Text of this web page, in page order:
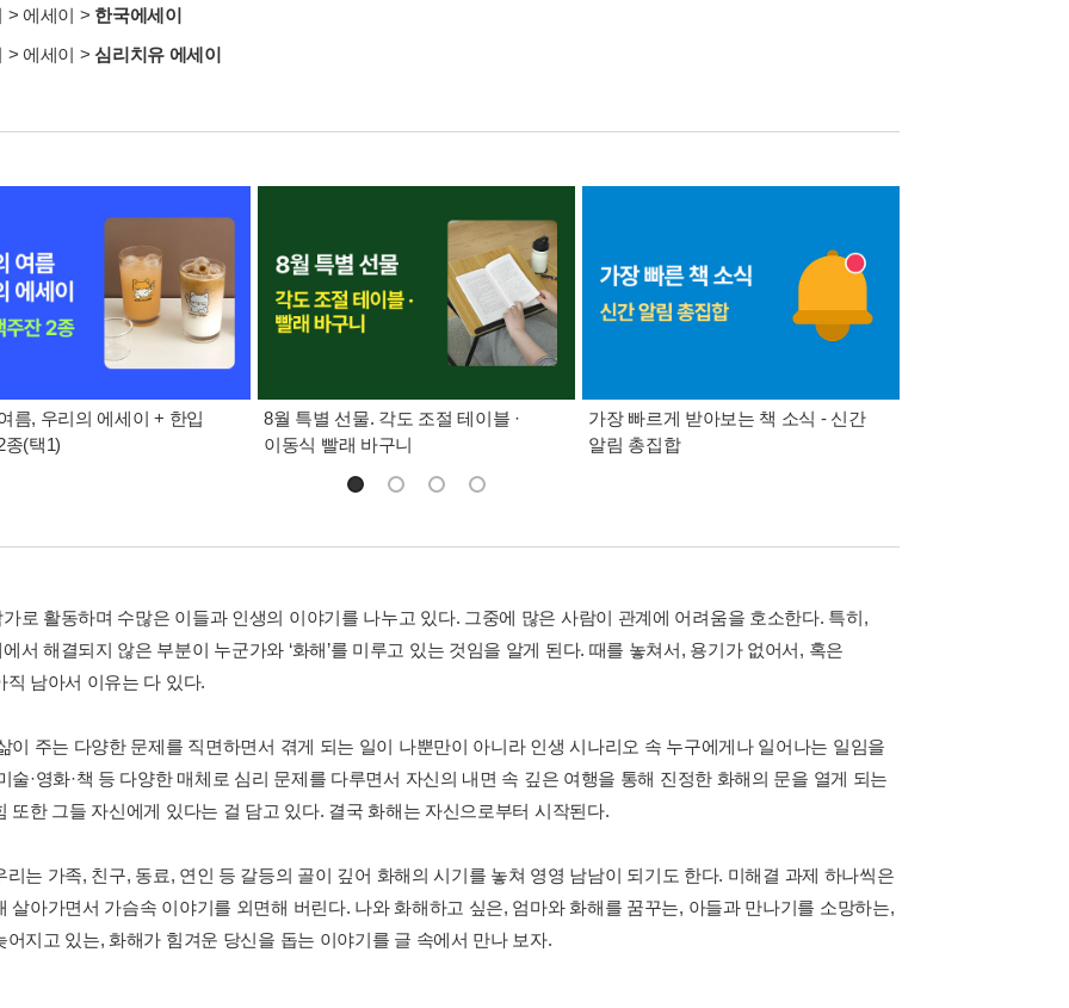
> 에세이 > 한국에세이
> 에세이 > 심리치유 에세이
름, 우리의 에세이 + 한입
종(택1)
8월 특별 선물. 각도 조절 테이블 ·
이동식 빨래 바구니
가장 빠르게 받아보는 책 소식 - 신간
알림 총집합
로 활동하며 수많은 이들과 인생의 이야기를 나누고 있다. 그중에 많은 사람이 관계에 어려움을 호소한다. 특히,
서 해결되지 않은 부분이 누군가와 ‘화해’를 미루고 있는 것임을 알게 된다. 때를 놓쳐서, 용기가 없어서, 혹은
직 남아서 이유는 다 있다.
이 주는 다양한 문제를 직면하면서 겪게 되는 일이 나뿐만이 아니라 인생 시나리오 속 누구에게나 일어나는 일임을
술·영화·책 등 다양한 매체로 심리 문제를 다루면서 자신의 내면 속 깊은 여행을 통해 진정한 화해의 문을 열게 되는
또한 그들 자신에게 있다는 걸 담고 있다. 결국 화해는 자신으로부터 시작된다.
리는 가족, 친구, 동료, 연인 등 갈등의 골이 깊어 화해의 시기를 놓쳐 영영 남남이 되기도 한다. 미해결 과제 하나씩은
살아가면서 가슴속 이야기를 외면해 버린다. 나와 화해하고 싶은, 엄마와 화해를 꿈꾸는, 아들과 만나기를 소망하는,
어지고 있는, 화해가 힘겨운 당신을 돕는 이야기를 글 속에서 만나 보자.